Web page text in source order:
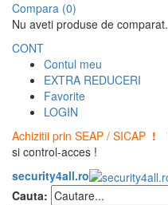
Compara (0)
Nu aveti produse de comparat.
CONT
Contul meu
EXTRA REDUCERI
Favorite
LOGIN
Achizitii prin SEAP / SICAP !
si control-acces !
security4all.ro
Cauta: